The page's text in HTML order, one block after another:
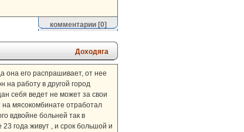
комментарии[0]
Доходяга
она его распрашивает, от нее
на работу в другой город
себя ведет не может за свои
мясокомбинате отработал
вдвойне больней так в
года живут , и срок большой и